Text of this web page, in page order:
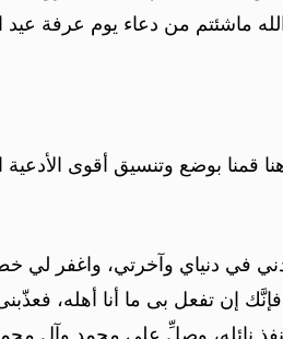
ماشئتم من دعاء يوم عرفة عيد
قمنا بوضع وتنسيق أقوى
في دنياي وآخرتي، واغفر لي
إن تفعل بى ما أنا أهله،
نائله، وصلِّ على محمد وآل